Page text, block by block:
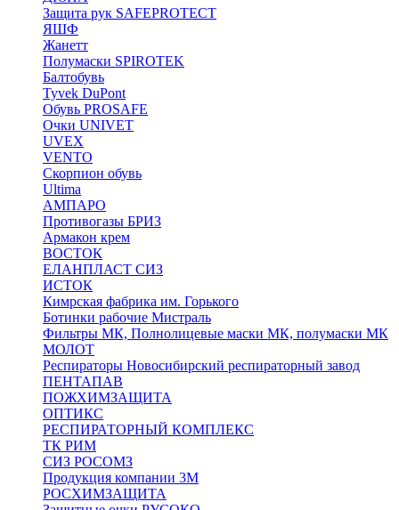
Защита рук SAFEPROTECT
ЯШФ
Жанетт
Полумаски SPIROTEK
Балтобувь
Tyvek DuPont
Обувь PROSAFE
Очки UNIVET
UVEX
VENTO
Скорпион обувь
Ultima
АМПАРО
Противогазы БРИЗ
Армакон крем
ВОСТОК
ЕЛАНПЛАСТ СИЗ
ИСТОК
Кимрская фабрика им. Горького
Ботинки рабочие Мистраль
Фильтры МК, Полнолицевые маски МК, полумаски МК
МОЛОТ
Респираторы Новосибирский респираторный завод
ПЕНТАПАВ
ПОЖХИМЗАЩИТА
ОПТИКС
РЕСПИРАТОРНЫЙ КОМПЛЕКС
ТК РИМ
СИЗ РОСОМЗ
Продукция компании 3M
РОСХИМЗАЩИТА